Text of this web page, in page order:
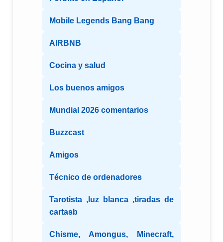
Mobile Legends Bang Bang
AIRBNB
Cocina y salud
Los buenos amigos
Mundial 2026 comentarios
Buzzcast
Amigos
Técnico de ordenadores
Tarotista ,luz blanca ,tiradas de
cartasb
Chisme, Amongus, Minecraft,